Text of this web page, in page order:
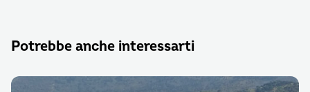
Potrebbe anche interessarti